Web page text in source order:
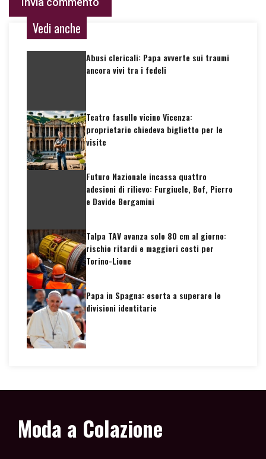
Vedi anche
Abusi clericali: Papa avverte sui traumi
ancora vivi tra i fedeli
Teatro fasullo vicino Vicenza:
proprietario chiedeva biglietto per le
visite
Futuro Nazionale incassa quattro
adesioni di rilievo: Furgiuele, Bof, Pierro
e Davide Bergamini
Talpa TAV avanza solo 80 cm al giorno:
rischio ritardi e maggiori costi per
Torino-Lione
Papa in Spagna: esorta a superare le
divisioni identitarie
Moda a Colazione